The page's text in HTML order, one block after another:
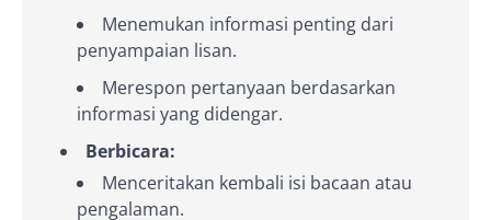
Menemukan informasi penting dari
penyampaian lisan.
Merespon pertanyaan berdasarkan
informasi yang didengar.
Berbicara:
Menceritakan kembali isi bacaan atau
pengalaman.